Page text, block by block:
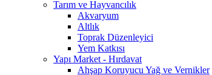
Tarım ve Hayvancılık
Akvaryum
Altlık
Toprak Düzenleyici
Yem Katkısı
Yapı Market - Hırdavat
Ahşap Koruyucu Yağ ve Vernikler